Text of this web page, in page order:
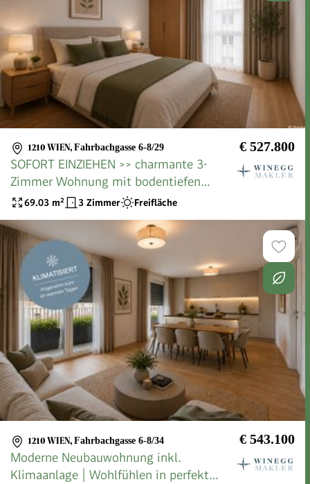
1210 WIEN, Fahrbachgasse 6-8/29 € 527.800
SOFORT EINZIEHEN >> charmante 3-
Zimmer Wohnung mit bodentiefen
Fenstern und 2 Balkone >> Top
Anbindung
69.03 m² 3 Zimmer Freifläche
1210 WIEN, Fahrbachgasse 6-8/34 € 543.100
Moderne Neubauwohnung inkl.
Klimaanlage | Wohlfühlen in perfekt